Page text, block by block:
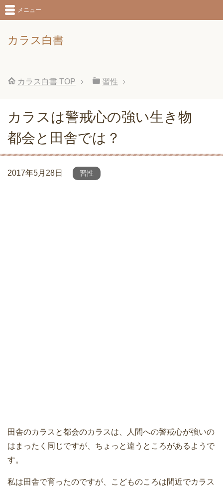
カラス白書
メニュー
カラス白書 TOP 習性
カラスは警戒心の強い生き物
都会と田舎では？
2017年5月28日 習性
田舎のカラスと都会のカラスは、人間への警戒心が強いの
はまったく同じですが、ちょっと違うところがあるようで
す。
私は田舎で育ったのですが、こどものころは間近でカラス